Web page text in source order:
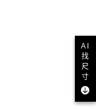
AI
找
尺
寸